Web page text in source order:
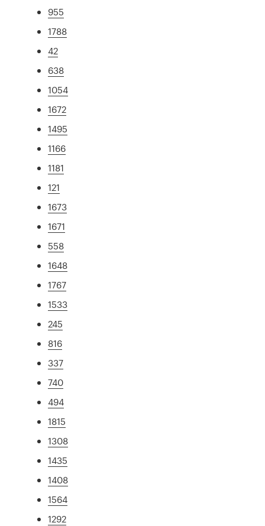
955
1788
42
638
1054
1672
1495
1166
1181
121
1673
1671
558
1648
1767
1533
245
816
337
740
494
1815
1308
1435
1408
1564
1292